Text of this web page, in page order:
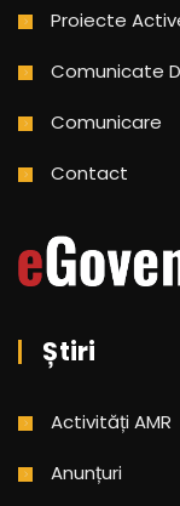
Proiecte
Comunicate
Comunicare
Contact
Știri
Activități AMR
Anunțuri